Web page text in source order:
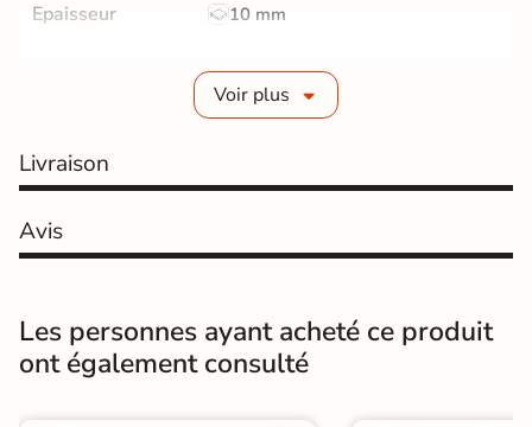
Epaisseur 10 mm
Non-rectifié
Mate
Surface
Résistant au Gel
Conditionnement Boite
Voir plus
Livraison
Avis
Les personnes ayant acheté ce produit
ont également consulté